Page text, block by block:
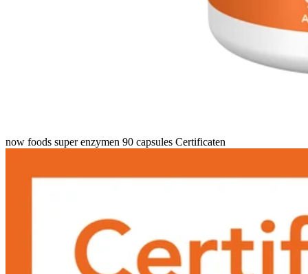
now foods super enzymen 90 capsules Certificaten